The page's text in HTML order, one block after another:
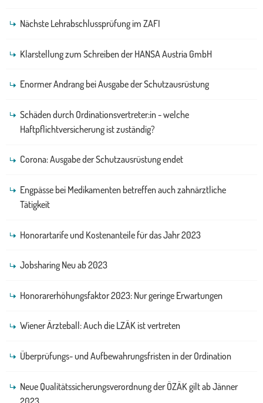
Nächste Lehrabschlussprüfung im ZAFI
Klarstellung zum Schreiben der HANSA Austria GmbH
Enormer Andrang bei Ausgabe der Schutzausrüstung
Schäden durch Ordinationsvertreter:in - welche
Haftpflichtversicherung ist zuständig?
Corona: Ausgabe der Schutzausrüstung endet
Engpässe bei Medikamenten betreffen auch zahnärztliche
Tätigkeit
Honorartarife und Kostenanteile für das Jahr 2023
Jobsharing Neu ab 2023
Honorarerhöhungsfaktor 2023: Nur geringe Erwartungen
Wiener Ärzteball: Auch die LZÄK ist vertreten
Überprüfungs- und Aufbewahrungsfristen in der Ordination
Neue Qualitätssicherungsverordnung der ÖZÄK gilt ab Jänner